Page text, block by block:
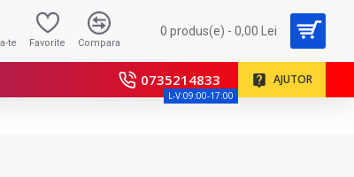
te Favorite Compara
0 produs(e) - 0,00 Lei
0735214833
L-V:09:00-17:00
AJUTOR